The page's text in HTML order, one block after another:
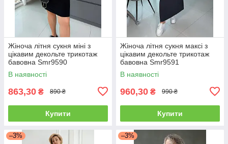
Жіноча літня сукня міні з
цікавим декольте трикотаж
бавовна Smr9590
В наявності
863,30 ₴ 890 ₴
Купити
Жіноча літня сукня максі з
цікавим декольте трикотаж
бавовна Smr9591
В наявності
960,30 ₴ 990 ₴
Купити
–3% –3%